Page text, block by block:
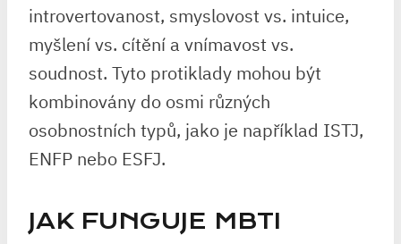
introvertovanost, smyslovost vs. intuice,
myšlení vs. cítění a vnímavost vs.
soudnost. Tyto protiklady mohou být
kombinovány do osmi různých
osobnostních typů, jako je například ISTJ,
ENFP nebo ESFJ.
JAK FUNGUJE MBTI